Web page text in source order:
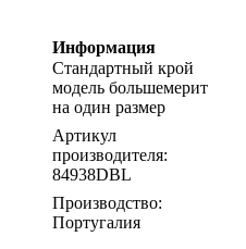
Информация
Стандартный крой
модель большемерит
на один размер
Артикул
производителя:
84938DBL
Производство:
Португалия